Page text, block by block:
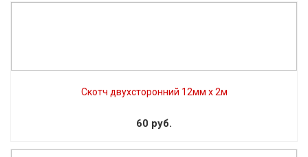
Скотч двухсторонний 12мм х 2м
60 руб.